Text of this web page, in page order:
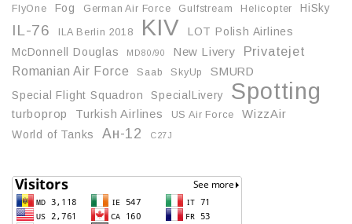
FlyOne Fog German Air Force Gulfstream Helicopter HiSky
IL-76 ILA Berlin 2018 KIV
LOT Polish Airlines
McDonnell Douglas
MD80/90 New Livery Privatejet
Romanian Air Force Saab SkyUp
SMURD
Special Flight Squadron
SpecialLivery Spotting
turboprop Turkish Airlines US Air Force
WizzAir
World of Tanks
Ан-12 С27J